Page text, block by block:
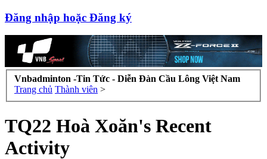
Đăng nhập hoặc Đăng ký
Vnbadminton -Tin Tức - Diễn Đàn Cầu Lông Việt Nam
Trang chủ Thành viên >
TQ22 Hoà Xoăn's Recent
Activity